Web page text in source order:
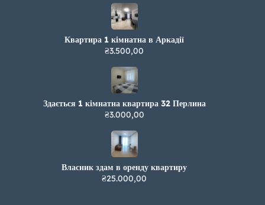
Квартира 1 кімнатна в Аркадії
₴3.500,00
Здається 1 кімнатна квартира 32 Перлина
₴3.000,00
Власник здам в оренду квартиру
₴25.000,00